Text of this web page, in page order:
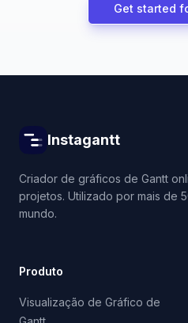
Get started
Instagantt
Criador de gráficos de Gantt
projetos. Utilizado por mais de
mundo.
Produto
Visualização de Gráfico de